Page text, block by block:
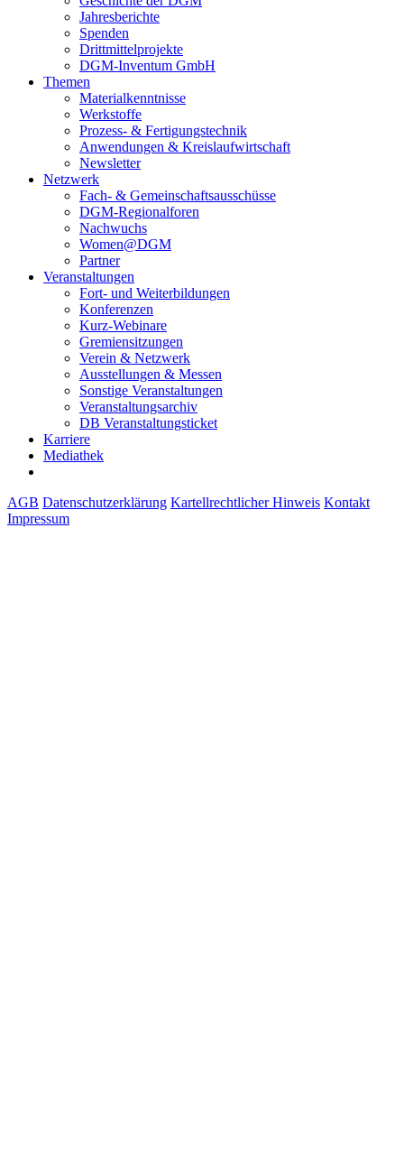
Jahresberichte
Spenden
Drittmittelprojekte
DGM-Inventum GmbH
Themen
Materialkenntnisse
Werkstoffe
Prozess- & Fertigungstechnik
Anwendungen & Kreislaufwirtschaft
Newsletter
Netzwerk
Fach- & Gemeinschaftsausschüsse
DGM-Regionalforen
Nachwuchs
Women@DGM
Partner
Veranstaltungen
Fort- und Weiterbildungen
Konferenzen
Kurz-Webinare
Gremiensitzungen
Verein & Netzwerk
Ausstellungen & Messen
Sonstige Veranstaltungen
Veranstaltungsarchiv
DB Veranstaltungsticket
Karriere
Mediathek
AGB Datenschutzerklärung Kartellrechtlicher Hinweis Kontakt
Impressum